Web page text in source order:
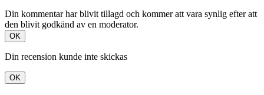
Din kommentar har blivit tillagd och kommer att vara synlig efter att
den blivit godkänd av en moderator.
OK
Din recension kunde inte skickas
OK